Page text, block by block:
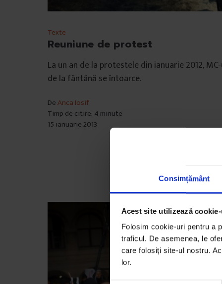
Consimțământ
Acest site utilizează
Folosim cookie-uri pentru a
traficul. De asemenea, le
care folosiți site-ul nostru.
lor.
Texte
Reuniune de protest
La un an de la protestele din ianuarie 2012,
de la fântână se întoarce.
DeAnca Iosif
Timp de citire: 4 minute
15 ianuarie 2013